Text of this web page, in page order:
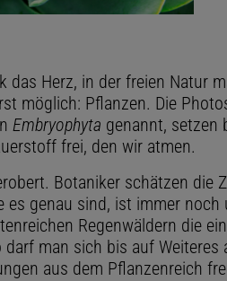
das Herz, in der freien Natur
möglich: Pflanzen. Die
Embryophyta genannt, setzen
frei, den wir atmen.
Botaniker schätzen die
genau sind, ist immer noch
Regenwäldern die
man sich bis auf Weiteres
aus dem Pflanzenreich